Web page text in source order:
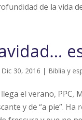
de la vida
Dic 30, 2016 | Biblia y
el verano, PPC,
y de “a pie”.